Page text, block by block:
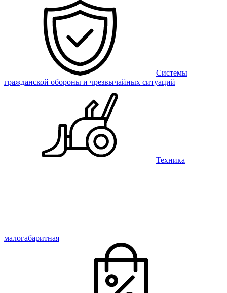
Системы
гражданской обороны и чрезвычайных ситуаций
Техника
малогабаритная